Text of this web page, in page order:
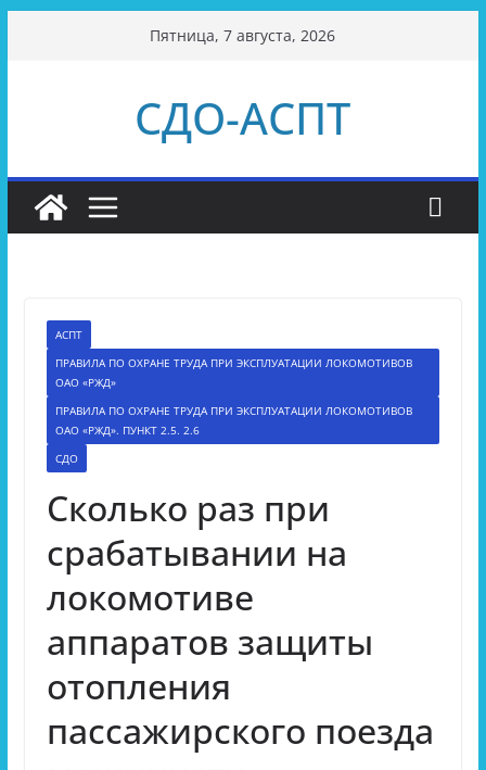
Пятница, 7 августа, 2026
СДО-АСПТ
АСПТ
ПРАВИЛА ПО ОХРАНЕ ТРУДА ПРИ ЭКСПЛУАТАЦИИ ЛОКОМОТИВОВ
ОАО «РЖД»
ПРАВИЛА ПО ОХРАНЕ ТРУДА ПРИ ЭКСПЛУАТАЦИИ ЛОКОМОТИВОВ
ОАО «РЖД». ПУНКТ 2.5. 2.6
СДО
Сколько раз при
срабатывании на
локомотиве
аппаратов защиты
отопления
пассажирского поезда